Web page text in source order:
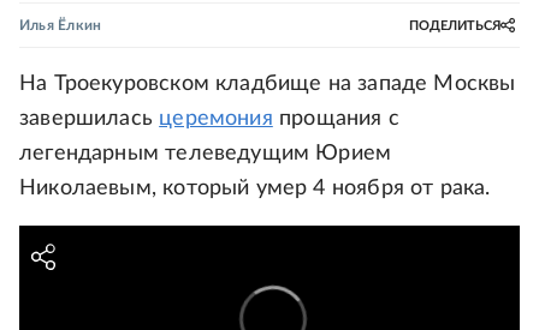
Илья Ёлкин ПОДЕЛИТЬСЯ
На Троекуровском кладбище на западе Москвы
завершилась церемония прощания с
легендарным телеведущим Юрием
Николаевым, который умер 4 ноября от рака.